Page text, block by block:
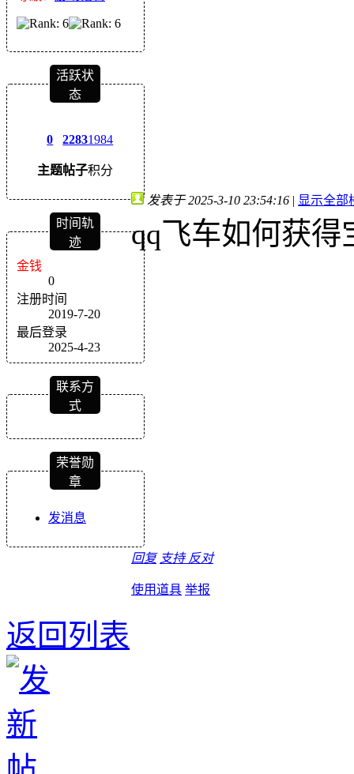
活跃状
态
0
主题
2283
帖子
1984
积分
时间轨
迹
金钱
0
注册时间
2019-7-20
最后登录
2025-4-23
联系方
式
荣誉勋
章
发消息
发表于 2025-3-10 23:54:16 | 显示全部
qq飞车如何获得
回复 支持 反对
使用道具 举报
返回列表